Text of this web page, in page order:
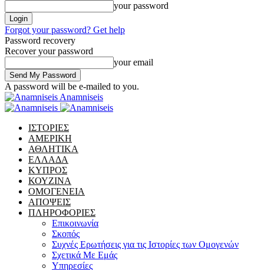
your password
Forgot your password? Get help
Password recovery
Recover your password
your email
A password will be e-mailed to you.
Anamniseis
ΙΣΤΟΡΙΕΣ
ΑΜΕΡΙΚΗ
ΑΘΛΗΤΙΚΑ
ΕΛΛΑΔΑ
ΚΥΠΡΟΣ
ΚΟΥΖΙΝΑ
ΟΜΟΓΕΝΕΙΑ
ΑΠΟΨΕΙΣ
ΠΛΗΡΟΦΟΡΙΕΣ
Επικοινωνία
Σκοπός
Συχνές Ερωτήσεις για τις Ιστορίες των Ομογενών
Σχετικά Με Εμάς
Υπηρεσίες